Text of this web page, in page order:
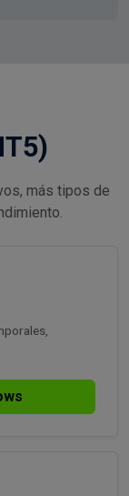
más tipos de